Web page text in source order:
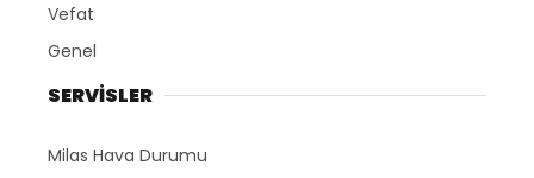
Vefat
Genel
SERVİSLER
Milas Hava Durumu